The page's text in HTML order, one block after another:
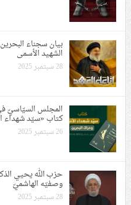
بيان سجناء
الشهيد الأسمى
28 سبتمبر 2025
كتاب «سيّد شهداء
26 سبتمبر 2025
حزب الله يحيي
وصفيّه الهاشميّ
28 سبتمبر 2025